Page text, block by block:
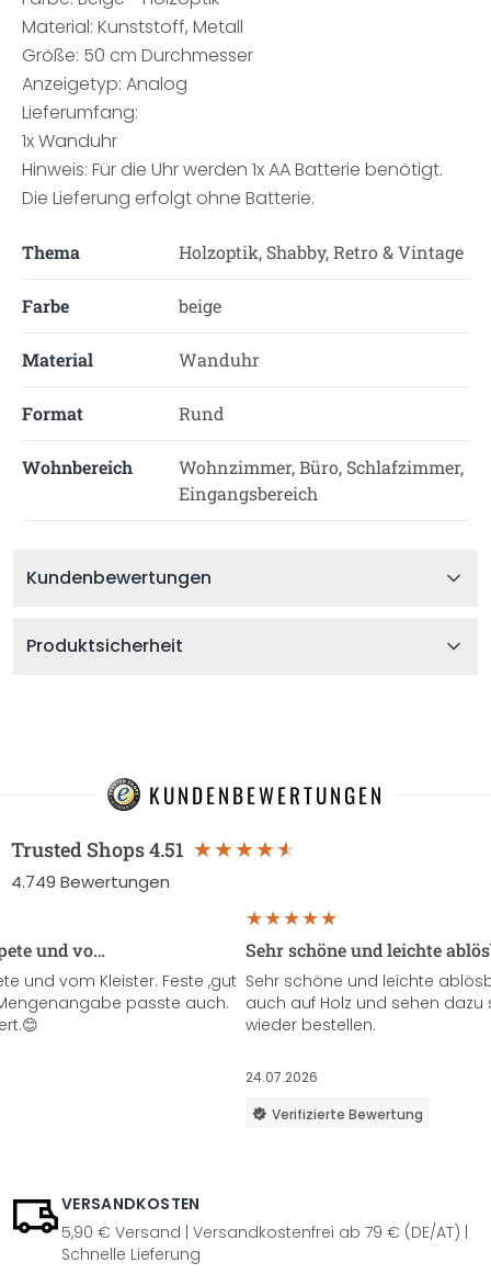
Material: Kunststoff, Metall
Größe: 50 cm Durchmesser
Anzeigetyp: Analog
Lieferumfang:
1x Wanduhr
Hinweis: Für die Uhr werden 1x AA Batterie benötigt.
Die Lieferung erfolgt ohne Batterie.
Thema Holzoptik, Shabby, Retro & Vintage
Farbe beige
Material Wanduhr
Format Rund
Wohnbereich
Wohnzimmer, Büro, Schlafzimmer,
Eingangsbereich
Kundenbewertungen
Produktsicherheit
KUNDENBEWERTUNGEN
Trusted Shops4.51
4.749 Bewertungen
und vo…
und vom Kleister. Feste ,gut
passte auch.
Sehr schöne und leichte
Sehr schöne und leichte
auch auf Holz und sehen
wieder bestellen.
24.07.2026
Verifizierte Bewertung
VERSANDKOSTEN
5,90 € Versand | Versandkostenfrei ab 79 € (DE/AT) |
Schnelle Lieferung